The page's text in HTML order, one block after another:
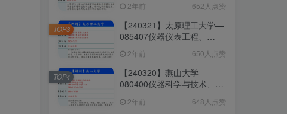
085408光电信息工程
2年前 652人点赞
【240321】太原理工大学—
085407仪器仪表工程、
085408光电信息工程
2年前 650人点赞
TOP3
【240320】燕山大学—
080400仪器科学与技术、
仪器仪表工程、085410人工
2年前 648人点赞
TOP4